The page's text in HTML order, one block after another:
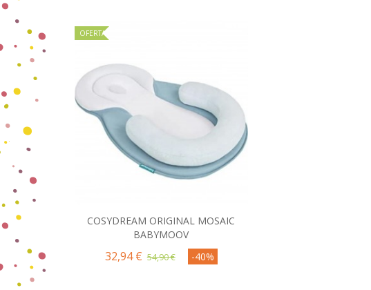
OFERTA
Comprar
COSYDREAM ORIGINAL MOSAIC
BABYMOOV
32,94 € 54,90 € -40%